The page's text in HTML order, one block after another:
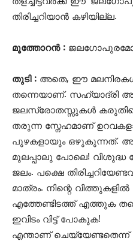
തിരിച്ചറിയാൻ കഴിയില്ല.
മൂത്തോറൻ :
തുടി : അതെ, ഈ
തന്നെയാണ്. സഹ്യാദ്രി
ജലസ്രോതസ്സുകൾ
തരുന്ന സ്നേഹമാണ്
പുഴകളായും ഒഴുകുന്നത്.
മുലപ്പാലു പോലെ! വിശുദ്ധ
ജലം. പക്ഷെ
മാത്രം. നിന്റെ
എത്തേണ്ടിടത്ത് എത്തുക
ഇവിടം വിട്ട് പോകുക!
എന്താണ് ചെയ്യേണ്ടതെന്ന്